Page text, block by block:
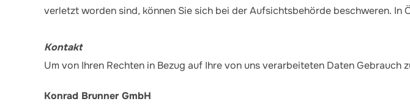
verletzt worden sind, können Sie sich bei der Aufsichtsbehörde beschweren.
Kontakt
Um von Ihren Rechten in Bezug auf Ihre von uns verarbeiteten Daten Gebrauch
Konrad Brunner GmbH